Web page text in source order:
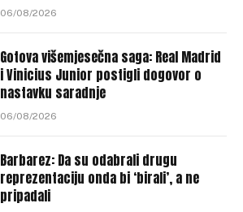
06/08/2026
Gotova višemjesečna saga: Real Madrid
i Vinicius Junior postigli dogovor o
nastavku saradnje
06/08/2026
Barbarez: Da su odabrali drugu
reprezentaciju onda bi ‘birali’, a ne
pripadali